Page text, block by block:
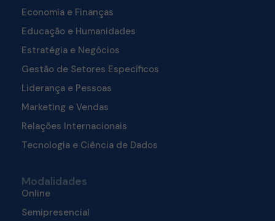
Economia e Finanças
Educação e Humanidades
Estratégia e Negócios
Gestão de Setores Específicos
Liderança e Pessoas
Marketing e Vendas
Relações Internacionais
Tecnologia e Ciência de Dados
Modalidades
Online
Semipresencial